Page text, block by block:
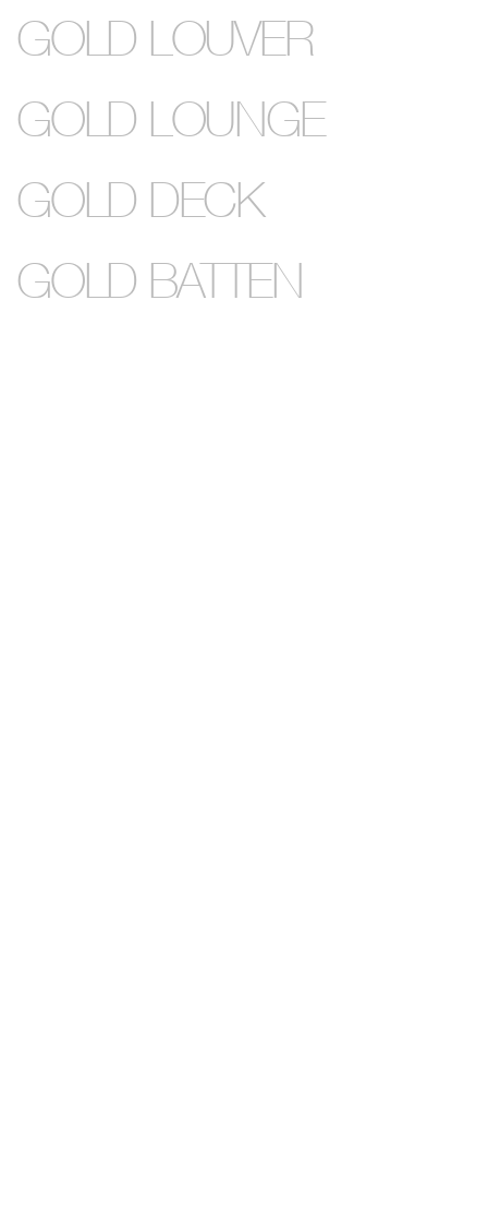
GOLD LOUVER
GOLD LOUNGE
GOLD DECK
GOLD BATTEN